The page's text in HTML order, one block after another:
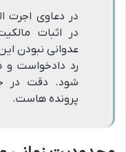
در دعاوی اجرت
در اثبات
عدوانی نبودن
رد دادخواست و
شود. دقت در
پرونده هاست.